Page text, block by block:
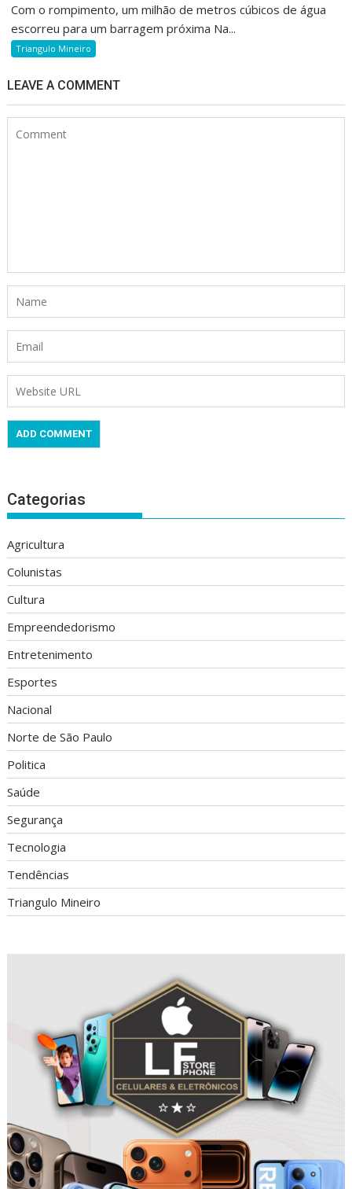
Com o rompimento, um milhão de metros cúbicos de água
escorreu para um barragem próxima Na...
Triangulo Mineiro
LEAVE A COMMENT
Categorias
Agricultura
Colunistas
Cultura
Empreendedorismo
Entretenimento
Esportes
Nacional
Norte de São Paulo
Politica
Saúde
Segurança
Tecnologia
Tendências
Triangulo Mineiro